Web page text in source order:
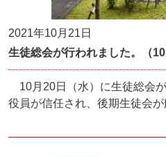
2021年10月21日
生徒総会が行われました。（10
10月20日（水）に生徒総会
役員が信任され、後期生徒会